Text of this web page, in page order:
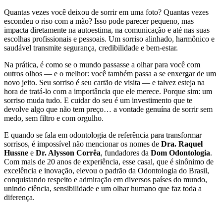
Quantas vezes você deixou de sorrir em uma foto? Quantas vezes
escondeu o riso com a mão? Isso pode parecer pequeno, mas
impacta diretamente na autoestima, na comunicação e até nas suas
escolhas profissionais e pessoais. Um sorriso alinhado, harmônico e
saudável transmite segurança, credibilidade e bem-estar.
Na prática, é como se o mundo passasse a olhar para você com
outros olhos — e o melhor: você também passa a se enxergar de um
novo jeito. Seu sorriso é seu cartão de visita — e talvez esteja na
hora de tratá-lo com a importância que ele merece. Porque sim: um
sorriso muda tudo. E cuidar do seu é um investimento que te
devolve algo que não tem preço… a vontade genuína de sorrir sem
medo, sem filtro e com orgulho.
E quando se fala em odontologia de referência para transformar
sorrisos, é impossível não mencionar os nomes de Dra. Raquel
Hussne e Dr. Alysson Corrêa, fundadores da Dom Odontologia.
Com mais de 20 anos de experiência, esse casal, que é sinônimo de
excelência e inovação, elevou o padrão da Odontologia do Brasil,
conquistando respeito e admiração em diversos países do mundo,
unindo ciência, sensibilidade e um olhar humano que faz toda a
diferença.